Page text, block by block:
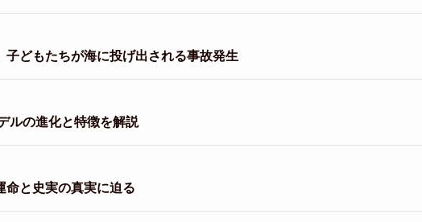
どもたちが海に投げ出される事故発生
ルの進化と特徴を解説
命と史実の真実に迫る